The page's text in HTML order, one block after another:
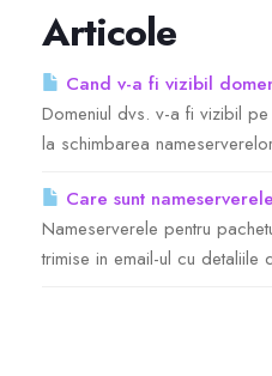
Counter Strike 1.6
Counter Strike Go
Servere Metin2
Articole
Cand v-a fi vizibil
Domeniul dvs. v-a fi vizibil
la schimbarea
Care sunt
Nameserverele pentru
trimise in email-ul cu detaliile